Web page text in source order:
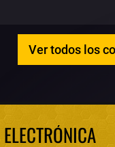
Ver todos los